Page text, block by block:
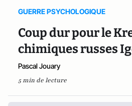
GUERRE PSYCHOLOGIQUE
Coup dur pour le
chimiques russes
Pascal Jouary
5 min de lecture